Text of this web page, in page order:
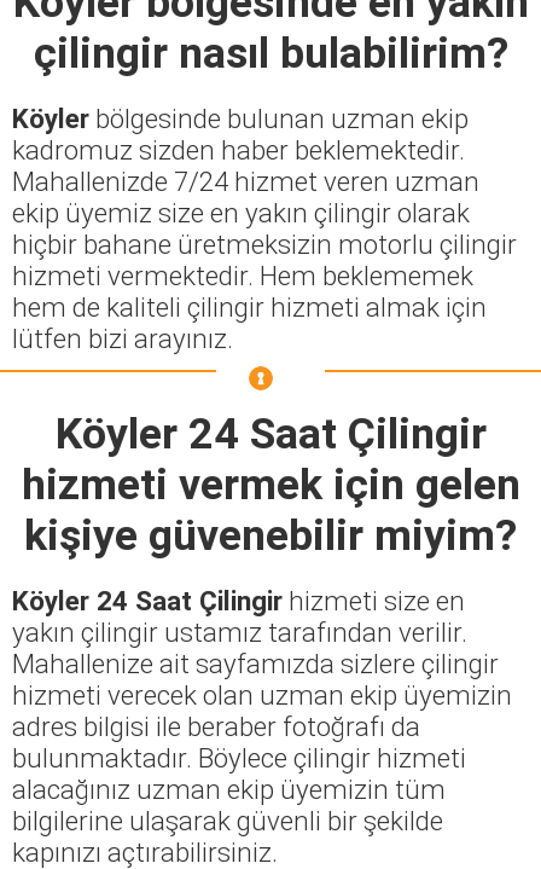
çilingir nasıl bulabilirim?
Köyler bölgesinde bulunan uzman ekip
kadromuz sizden haber beklemektedir.
Mahallenizde 7/24 hizmet veren uzman
ekip üyemiz size en yakın çilingir olarak
hiçbir bahane üretmeksizin motorlu çilingir
hizmeti vermektedir. Hem beklememek
hem de kaliteli çilingir hizmeti almak için
lütfen bizi arayınız.
Köyler 24 Saat Çilingir
hizmeti vermek için gelen
kişiye güvenebilir miyim?
Köyler 24 Saat Çilingir hizmeti size en
yakın çilingir ustamız tarafından verilir.
Mahallenize ait sayfamızda sizlere çilingir
hizmeti verecek olan uzman ekip üyemizin
adres bilgisi ile beraber fotoğrafı da
bulunmaktadır. Böylece çilingir hizmeti
alacağınız uzman ekip üyemizin tüm
bilgilerine ulaşarak güvenli bir şekilde
kapınızı açtırabilirsiniz.